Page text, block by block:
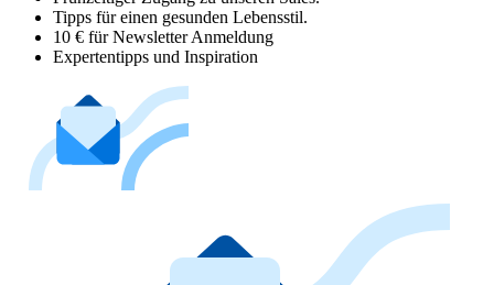
Tipps für einen gesunden Lebensstil.
10 € für Newsletter Anmeldung
Expertentipps und Inspiration